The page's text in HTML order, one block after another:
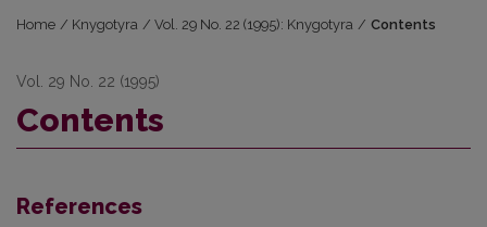
Home / Knygotyra / Vol. 29 No. 22 (1995): Knygotyra / Contents
Vol. 29 No. 22 (1995)
Contents
References